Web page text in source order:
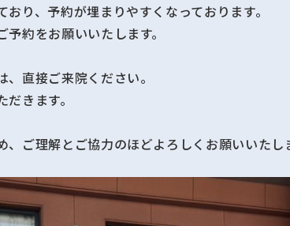
り、予約が埋まりやすくなっております。
約をお願いいたします。
直接ご来院ください。
きます。
ご理解とご協力のほどよろしくお願いいたし